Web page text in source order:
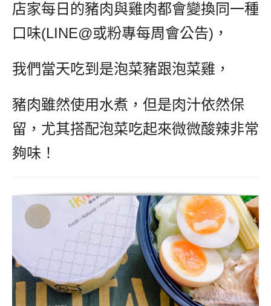
店家每日的豬肉與雞肉都會變換同一種
口味(LINE@或粉專每周會公告)，
我們當天吃到是泡菜豬跟泡菜雞，
豬肉雖然使用水煮，但是肉汁依然保
留，尤其搭配泡菜吃起來微微酸辣非常
夠味！